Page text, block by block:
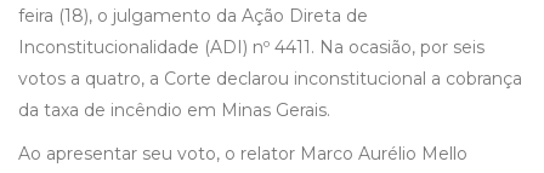
feira (18), o julgamento da Ação Direta de
Inconstitucionalidade (ADI) nº 4411. Na ocasião, por seis
votos a quatro, a Corte declarou inconstitucional a cobrança
da taxa de incêndio em Minas Gerais.
Ao apresentar seu voto, o relator Marco Aurélio Mello